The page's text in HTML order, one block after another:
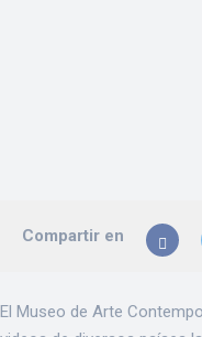
Compartir en
El Museo de Arte